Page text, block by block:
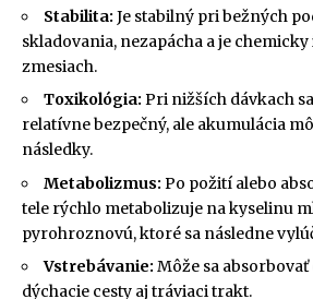
Stabilita: Je stabilný pri bežných
skladovania, nezapácha a je
zmesiach.
Toxikológia: Pri nižších dávkach
relatívne bezpečný, ale akumulácia
následky.
Metabolizmus: Po požití alebo
tele rýchlo metabolizuje na kyselinu
pyrohroznovú, ktoré sa následne
Vstrebávanie: Môže sa
dýchacie cesty aj tráviaci trakt.